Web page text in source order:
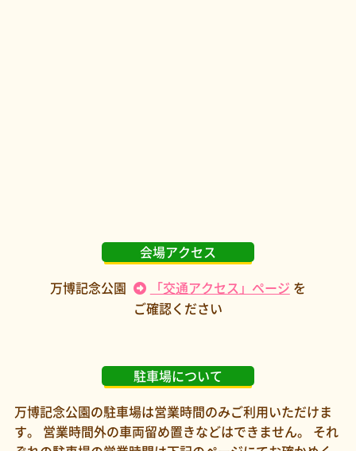
会場アクセス
万博記念公園
「交通アクセス」ページ を
ご確認ください
駐車場について
万博記念公園の駐車場は営業時間のみご利用いただけま
す。
営業時間外の車両留め置きなどはできません。
それ